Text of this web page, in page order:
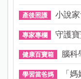
產後照護 小說
專家專欄 守護
健康百寶箱 腦科
學習當爸媽 「